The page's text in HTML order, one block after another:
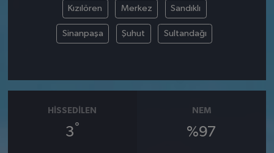
Kızılören Merkez Sandıklı
Sinanpaşa Şuhut Sultandağı
HISSEDILEN
3°
NEM
%97